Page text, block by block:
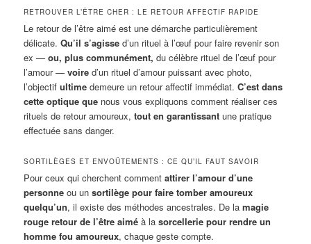
RETROUVER L’ÊTRE CHER : LE RETOUR AFFECTIF RAPIDE
Le retour de l’être aimé est une démarche particulièrement
délicate.Qu’il s’agisse d’un rituel à l’œuf pour faire revenir son
ex —ou, plus communément, du célèbre rituel de l’œuf pour
l’amour —voire d’un rituel d’amour puissant avec photo,
l’objectifultime demeure un retour affectif immédiat.C’est dans
cette optique que nous vous expliquons comment réaliser ces
rituels de retour amoureux,tout en garantissant une pratique
effectuée sans danger.
SORTILÈGES ET ENVOÛTEMENTS : CE QU’IL FAUT SAVOIR
Pour ceux qui cherchent commentattirer l’amour d’une
personne ou unsortilège pour faire tomber amoureux
quelqu’un, il existe des méthodes ancestrales. De lamagie
rouge retour de l’être aimé à lasorcellerie pour rendre un
homme fou amoureux, chaque geste compte.